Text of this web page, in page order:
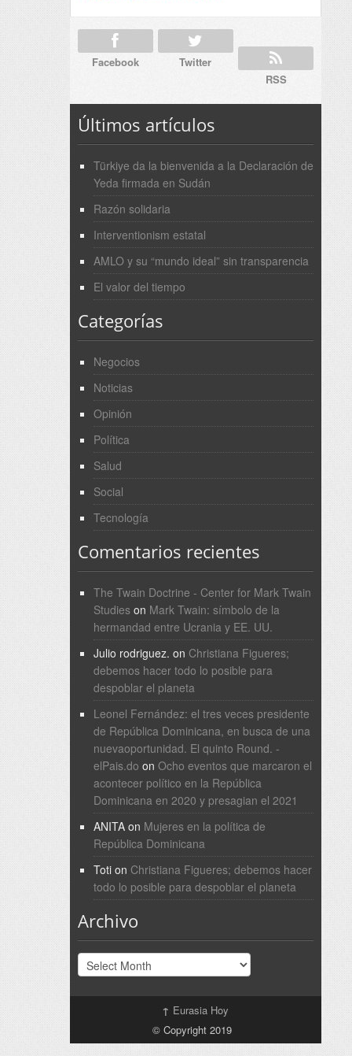
Facebook
Twitter
RSS
Últimos artículos
Türkiye da la bienvenida a la Declaración de
Yeda firmada en Sudán
Razón solidaria
Interventionism estatal
AMLO y su “mundo ideal” sin transparencia
El valor del tiempo
Categorías
Negocios
Noticias
Opinión
Política
Salud
Social
Tecnología
Comentarios recientes
The Twain Doctrine - Center for Mark Twain
Studieson Mark Twain: símbolo de la
hermandad entre Ucrania y EE. UU.
Julio rodriguez. on Christiana Figueres;
debemos hacer todo lo posible para
despoblar el planeta
Leonel Fernández: el tres veces presidente
de República Dominicana, en busca de una
nuevaoportunidad. El quinto Round. -
elPais.do on Ocho eventos que marcaron el
acontecer político en la República
Dominicana en 2020 y presagian el 2021
ANITAon Mujeres en la política de
República Dominicana
Totion Christiana Figueres; debemos hacer
todo lo posible para despoblar el planeta
Archivo
Archivo
↑ Eurasia Hoy
© Copyright 2019